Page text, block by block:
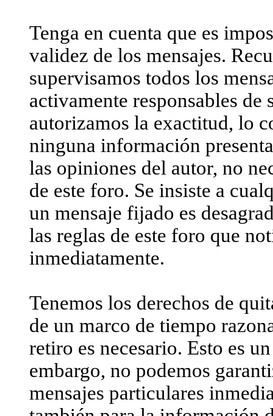
Tenga en cuenta que es
validez de los mensajes.
supervisamos todos los
activamente responsables de
autorizamos la exactitud, lo
ninguna información
las opiniones del autor, no
de este foro. Se insiste a
un mensaje fijado es
las reglas de este foro que
inmediatamente.
Tenemos los derechos de
de un marco de tiempo
retiro es necesario. Esto es
embargo, no podemos
mensajes particulares